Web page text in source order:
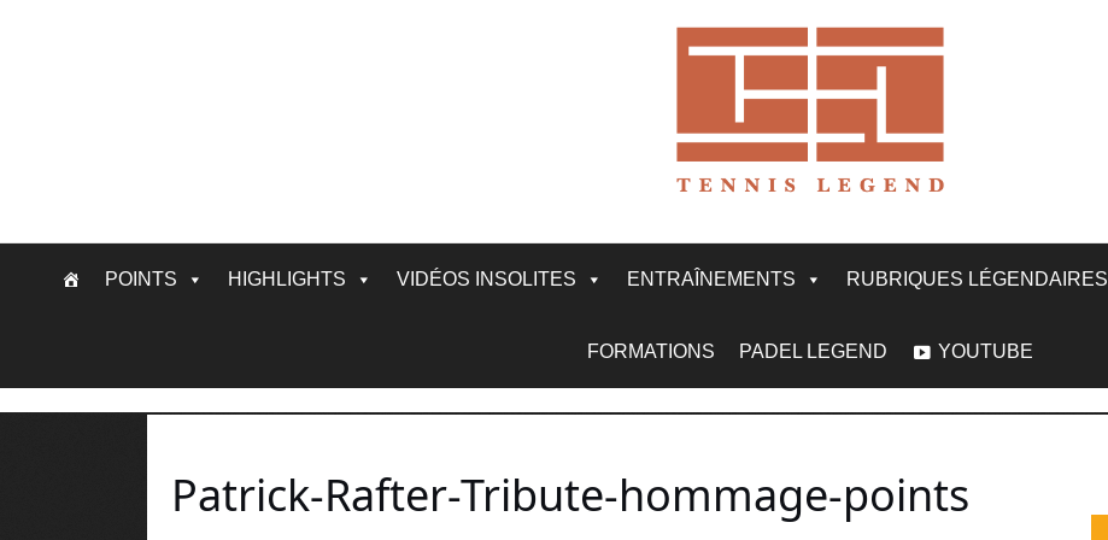
POINTS HIGHLIGHTS VIDÉOS INSOLITES ENTRAÎNEMENTS RUBRIQUES LÉGENDAIRES
FORMATIONS PADEL LEGEND YOUTUBE
Patrick-Rafter-Tribute-hommage-points